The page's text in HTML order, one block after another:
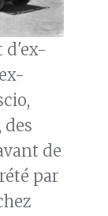
d'ex-
des
de
par